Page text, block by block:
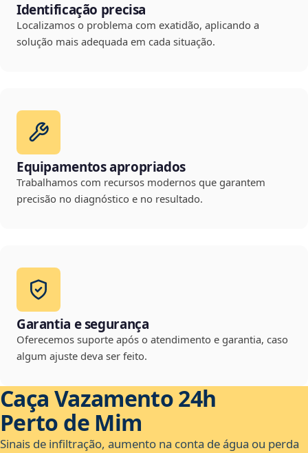
Identificação precisa
Localizamos o problema com exatidão, aplicando a
solução mais adequada em cada situação.
Equipamentos apropriados
Trabalhamos com recursos modernos que garantem
precisão no diagnóstico e no resultado.
Garantia e segurança
Oferecemos suporte após o atendimento e garantia, caso
algum ajuste deva ser feito.
Caça Vazamento 24h
Perto de Mim
Sinais de infiltração, aumento na conta de água ou perda